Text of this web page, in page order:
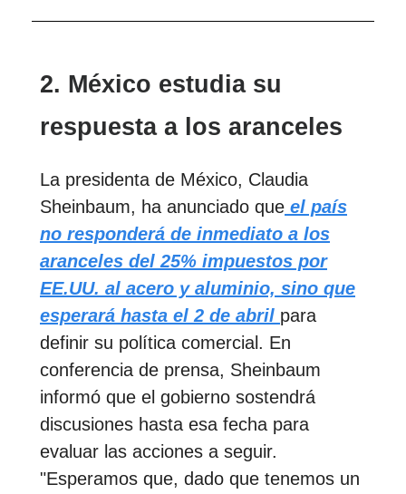
2. México estudia su
respuesta a los aranceles
La presidenta de México, Claudia
Sheinbaum, ha anunciado que el país
no responderá de inmediato a los
aranceles del 25% impuestos por
EE.UU. al acero y aluminio, sino que
esperará hasta el 2 de abril para
definir su política comercial. En
conferencia de prensa, Sheinbaum
informó que el gobierno sostendrá
discusiones hasta esa fecha para
evaluar las acciones a seguir.
"Esperamos que, dado que tenemos un